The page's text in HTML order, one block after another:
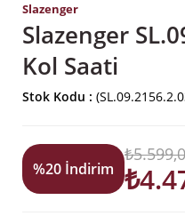
Slazenger
Slazenger
Kol Saati
Stok Kodu
%20 İndirim